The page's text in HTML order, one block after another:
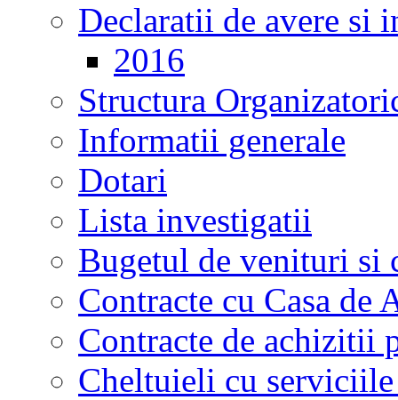
Declaratii de avere si
2016
Structura
Informatii generale
Dotari
Lista investigatii
Bugetul de venituri si
Contracte cu Casa de
Contracte de achizitii
Cheltuieli cu